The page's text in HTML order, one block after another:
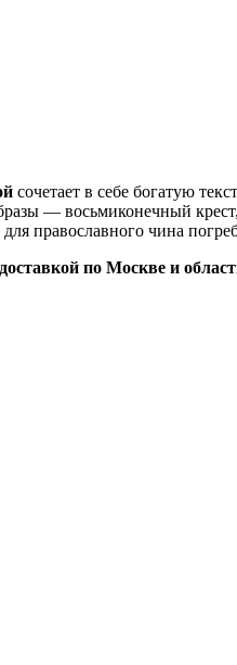
сочетает в себе богатую
— восьмиконечный
православного чина
по Москве и